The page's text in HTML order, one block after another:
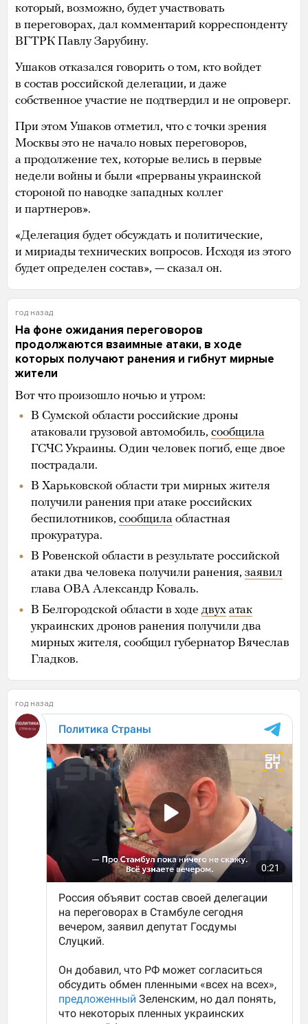
который, возможно, будет участвовать
в переговорах, дал комментарий корреспонденту
ВГТРК Павлу Зарубину.
Ушаков отказался говорить о том, кто войдет
в состав российской делегации, и даже
собственное участие не подтвердил и не опроверг.
При этом Ушаков отметил, что с точки зрения
Москвы это не начало новых переговоров,
а продолжение тех, которые велись в первые
недели войны и были «прерваны украинской
стороной по наводке западных коллег
и партнеров».
«Делегация будет обсуждать и политические,
и мириады технических вопросов. Исходя из этого
будет определен состав», — сказал он.
год назад
На фоне ожидания переговоров
продолжаются взаимные атаки, в ходе
которых получают ранения и гибнут мирные
жители
Вот что произошло ночью и утром:
В Сумской области российские дроны
атаковали грузовой автомобиль, сообщила
ГСЧС Украины. Один человек погиб, еще двое
пострадали.
В Харьковской области три мирных жителя
получили ранения при атаке российских
беспилотников, сообщила областная
прокуратура.
В Ровенской области в результате российской
атаки два человека получили ранения, заявил
глава ОВА Александр Коваль.
В Белгородской области в ходе двух атак
украинских дронов ранения получили два
мирных жителя, сообщил губернатор Вячеслав
Гладков.
год назад